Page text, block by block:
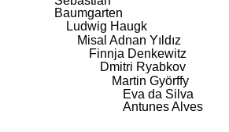
Baumgarten
Ludwig Haugk
Misal Adnan Yıldız
Finnja Denkewitz
Dmitri Ryabkov
Martin Györffy
Eva da Silva
Antunes Alves